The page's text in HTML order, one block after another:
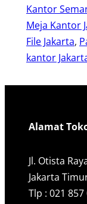
Kantor
Meja Kantor
File Jakarta,
kantor
Alamat
Jl. Otista
Jakarta
Tlp : 021 857